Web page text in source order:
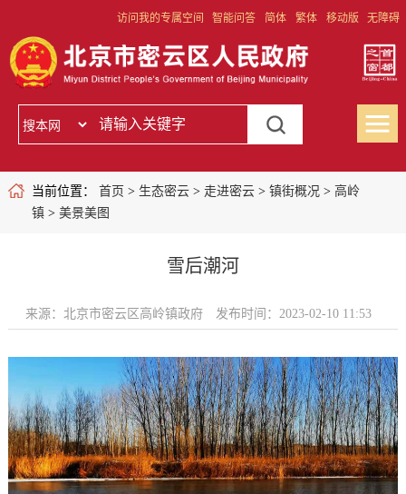
访问我的专属空间 智能问答 简体 繁体 移动版 无障碍
当前位置： 首页 > 生态密云> 走进密云> 镇街概况 > 高岭
镇> 美景美图
雪后潮河
来源：北京市密云区高岭镇政府 发布时间：2023-02-10 11:53